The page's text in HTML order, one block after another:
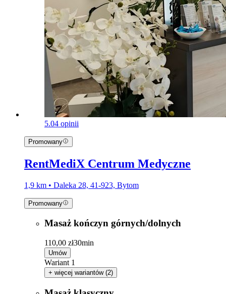
5.04 opinii
Promowany
RentMediX Centrum Medyczne
1,9 km • Daleka 28, 41-923, Bytom
Promowany
Masaż kończyn górnych/dolnych
110,00 zł30min
Umów
Wariant 1
+ więcej wariantów (2)